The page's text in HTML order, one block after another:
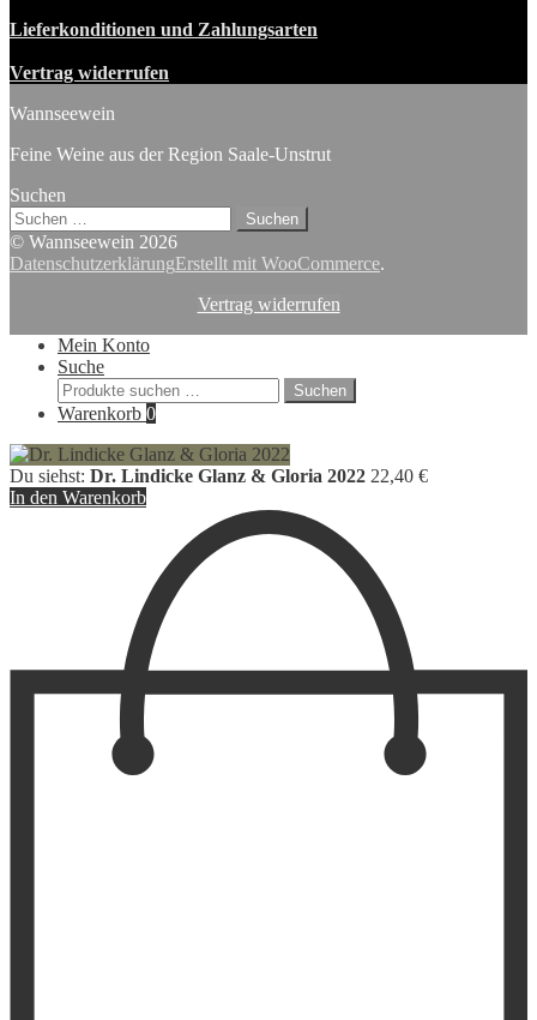
Lieferkonditionen und Zahlungsarten
Vertrag widerrufen
Wannseewein
Feine Weine aus der Region Saale-Unstrut
Suchen
Suchen
nach:
© Wannseewein 2026
DatenschutzerklärungErstellt mit WooCommerce.
Vertrag widerrufen
Mein Konto
Suche
Suchen
nach:
Suchen
Warenkorb 0
Du siehst: Dr. Lindicke Glanz & Gloria 2022 22,40 €
In den Warenkorb